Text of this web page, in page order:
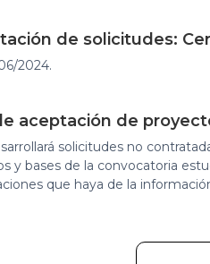
de solicitudes:
2024.
aceptación de
solicitudes no
y bases de la convocatoria
que haya de la